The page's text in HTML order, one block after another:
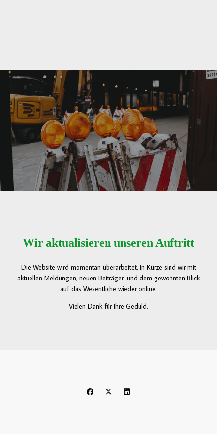
Wir aktualisieren unseren Auftritt
Die Website wird momentan überarbeitet. In Kürze sind wir mit
aktuellen Meldungen, neuen Beiträgen und dem gewohnten Blick
auf das Wesentliche wieder online.
Vielen Dank für Ihre Geduld.